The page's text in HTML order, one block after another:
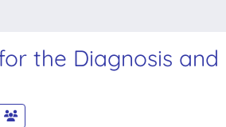
the Diagnosis and